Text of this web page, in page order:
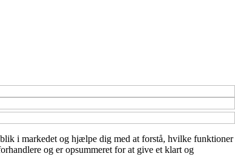
i markedet og hjælpe dig med at forstå, hvilke funktioner
og er opsummeret for at give et klart og